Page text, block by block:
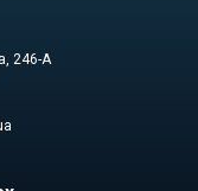
246-А